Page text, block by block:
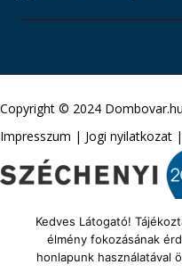
Copyright © 2024
Impresszum | Jogi nyilatkozat |
Kedves Látogató!
élmény fokozásának
honlapunk használatával